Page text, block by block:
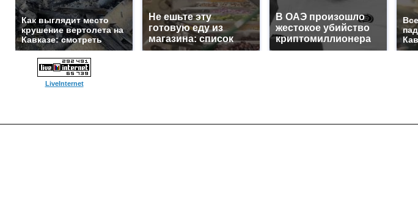
Как выглядит место
крушение вертолета на
Кавказе: смотреть
Не ешьте эту
готовую еду из
магазина: список
В ОАЭ произошло
жестокое убийство
криптомиллионера
LiveInternet